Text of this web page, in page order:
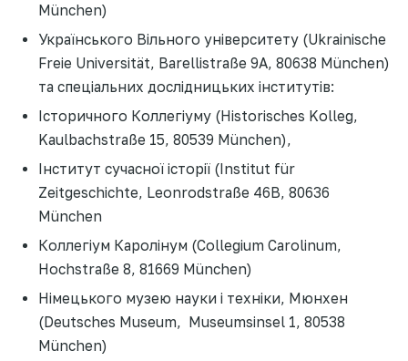
München)
Українського Вільного університету (Ukrainische
Freie Universität, Barellistraße 9A, 80638 München)
та спеціальних дослідницьких інститутів:
Історичного Коллегіуму (Historisches Kolleg,
Kaulbachstraße 15, 80539 München),
Інститут сучасної історії (Institut für
Zeitgeschichte, Leonrodstraße 46B, 80636
München
Коллегіум Каролінум (Collegium Carolinum,
Hochstraße 8, 81669 München)
Німецького музею науки і техніки, Мюнхен
(Deutsches Museum, Museumsinsel 1, 80538
München)